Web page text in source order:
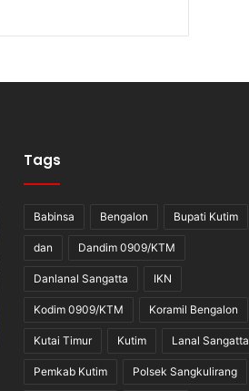
Tags
Babinsa Bengalon Bupati Kutim
dan Dandim 0909/KTM
Danlanal Sangatta IKN
Kodim 0909/KTM Koramil Bengalon
Kutai Timur Kutim Lanal Sangatta
Pemkab Kutim Polsek Sangkulirang